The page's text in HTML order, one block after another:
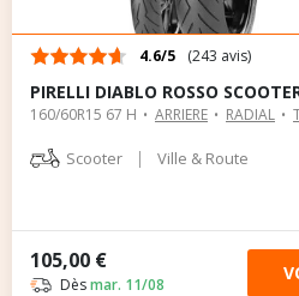
4.6/5 (243 avis)
PIRELLI DIABLO ROSSO
160/60R15 67 H ARRIERE RADIAL
Scooter | Ville & Route
105,00 €
Dèsmar. 11/08